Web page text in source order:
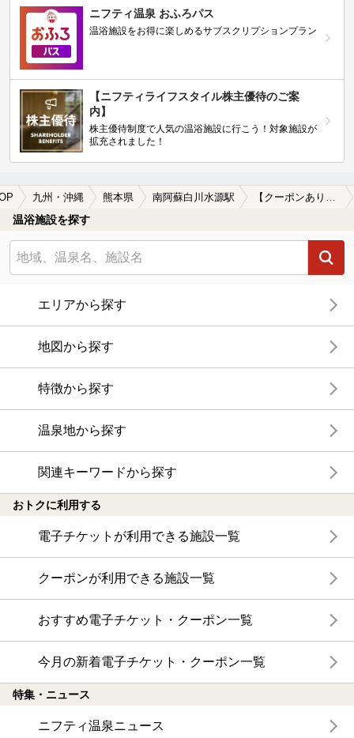
ニフティ温泉 おふろパス
温浴施設をお得に楽しめるサブスクリプションプラン
【ニフティライフスタイル株主優待のご案
内】
株主優待制度で人気の温浴施設に行こう！対象施設が
拡充されました！
九州・沖縄 熊本県 南阿蘇白川水源駅 【クーポンあり】一人旅におすすめの南阿蘇白川水源駅近くの温泉、日帰り温泉、スーパー銭湯おすすめ
温浴施設を探す
エリアから探す
地図から探す
特徴から探す
温泉地から探す
関連キーワードから探す
おトクに利用する
電子チケットが利用できる施設一覧
クーポンが利用できる施設一覧
おすすめ電子チケット・クーポン一覧
今月の新着電子チケット・クーポン一覧
特集・ニュース
ニフティ温泉ニュース